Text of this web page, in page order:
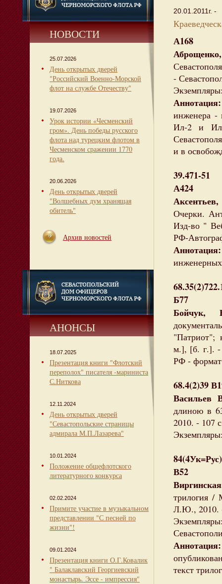
НОВОСТИ
25.07.2026
День открытых дверей
"Российский Военно-Морской
флот на службе Отечеству"
19.07.2026
Урок истории «Чесменский
гром». День победы русского
флота над турецким флотом в
Чесменском сражении 1770
года.
20.06.2026
День открытых дверей
"Волшебных дум хранящая
обитель"
Архив новостей
АНОНСЫ
18.07.2025
Презентация книги "Флотский
переполох" писателя -мариниста
С.Ниткова
12.11.2024
День открытых дверей
"Севастопольские страницы
адмирала М.П.Лазарева"
10.01.2024
Положение общефлотского
литературного конкурса
02.02.2024
Примите участие в музыкальном
представлении "С песней по
жизни"!
09.01.2024
Презентация книги О.Г.Ковалик
" Балаклавский Георгиевский
монастырь. Эссе - импрессия"
20.01.2011г. -
А168
-
инженера -
Ил-2 и
и в
39.471-51
А424
Очерки.
Изд-во "
РФ-
инженерных
Б77
Бойчук,
"Патриот";
м.], [б. г.]. -
РФ -
68.4(2)39
Васильев
длиною в
2010. - 107
В52
трилогия /
Л.Ю., 2010.
Аннотация:
текст